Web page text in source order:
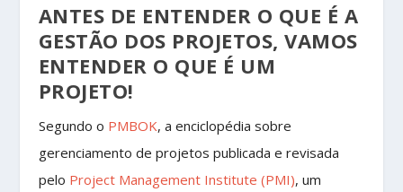
ANTES DE ENTENDER O QUE É A
GESTÃO DOS PROJETOS, VAMOS
ENTENDER O QUE É UM
PROJETO!
Segundo o PMBOK, a enciclopédia sobre
gerenciamento de projetos publicada e revisada
pelo Project Management Institute (PMI), um